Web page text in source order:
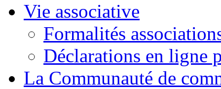
Vie associative
Formalités
Déclarations en ligne
La Communauté de